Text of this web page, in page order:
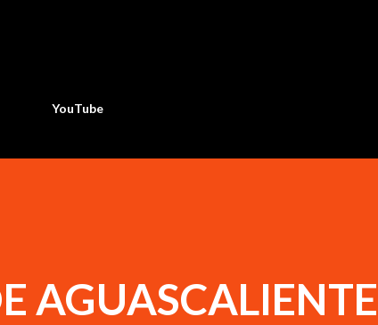
YouTube